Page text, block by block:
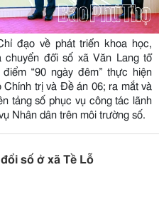
đạo về phát triển khoa học,
chuyển đổi số xã Văn Lang tổ
“90 ngày đêm” thực hiện
trị và Đề án 06; ra mắt và
tảng số phục vụ công tác lãnh
Nhân dân trên môi trường số.
số ở xã Tề Lỗ